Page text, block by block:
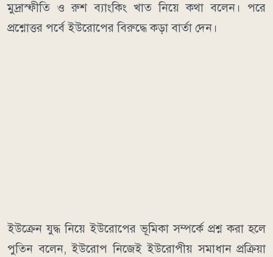
মুদ্রাস্ফীতি ও রুশ ব্যাংকিং খাত নিয়ে কথা বলেন। পরে
প্রশ্নোত্তর পর্বে ইউরোপের বিরুদ্ধে কড়া বার্তা দেন।
ইউক্রেন যুদ্ধ নিয়ে ইউরোপের ভূমিকা সম্পর্কে প্রশ্ন করা হলে
পুতিন বলেন, ইউরোপ নিজেই ইউরোপীয় সমাধান প্রক্রিয়া